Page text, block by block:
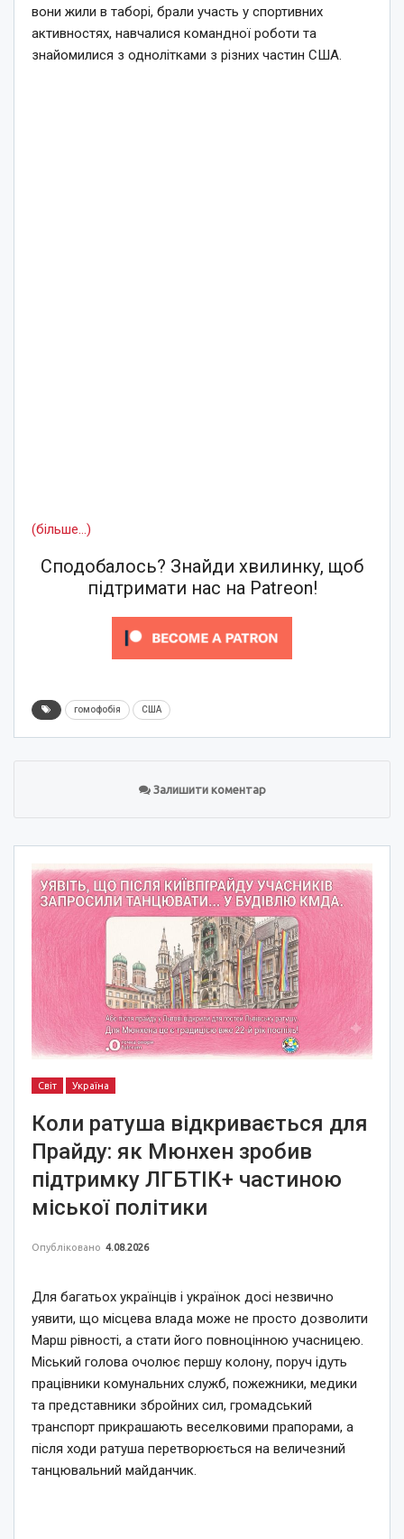
вони жили в таборі, брали участь у спортивних
активностях, навчалися командної роботи та
знайомилися з однолітками з різних частин США.
(більше…)
Сподобалось? Знайди хвилинку, щоб
підтримати нас на Patreon!
гомофобія США
Залишити коментар
Світ Україна
Коли ратуша відкривається для
Прайду: як Мюнхен зробив
підтримку ЛГБТІК+ частиною
міської політики
Опубліковано 4.08.2026
Для багатьох українців і українок досі незвично
уявити, що місцева влада може не просто дозволити
Марш рівності, а стати його повноцінною учасницею.
Міський голова очолює першу колону, поруч ідуть
працівники комунальних служб, пожежники, медики
та представники збройних сил, громадський
транспорт прикрашають веселковими прапорами, а
після ходи ратуша перетворюється на величезний
танцювальний майданчик.